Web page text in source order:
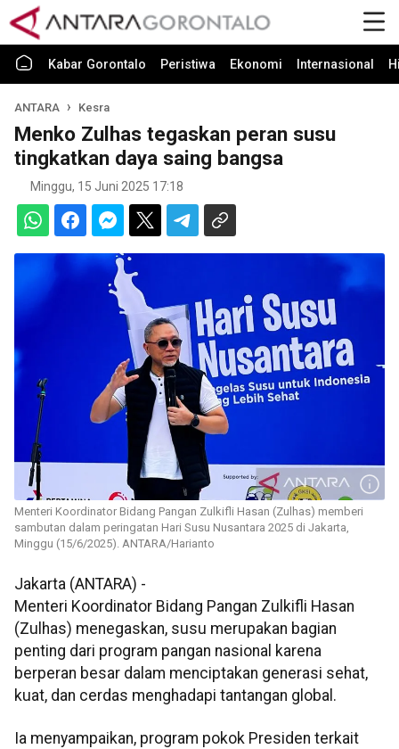
Kabar Gorontalo Peristiwa Ekonomi Internasional
ANTARA Kesra
Menko Zulhas tegaskan peran susu
tingkatkan daya saing bangsa
Minggu, 15 Juni 2025 17:18
Menteri Koordinator Bidang Pangan Zulkifli Hasan (Zulhas) memberi
sambutan dalam peringatan Hari Susu Nusantara 2025 di Jakarta,
Minggu (15/6/2025). ANTARA/Harianto
Jakarta (ANTARA) -
Menteri Koordinator Bidang Pangan Zulkifli Hasan
(Zulhas) menegaskan, susu merupakan bagian
penting dari program pangan nasional karena
berperan besar dalam menciptakan generasi sehat,
kuat, dan cerdas menghadapi tantangan global.
Ia menyampaikan, program pokok Presiden terkait